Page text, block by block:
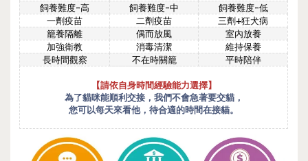
飼養難度-高 飼養難度-中
飼養難度-低
一劑疫苗
二劑疫苗
三劑+狂犬病
籠養隔離
偶而放風
室內放養
加強衛教
消毒清潔
維持保養
長時間觀察
不在時關籠 平時陪伴
【請依自身時間經驗能力選擇】
為了貓咪能順利交接，我們不會急著要交貓，
您可以每天來看他，待合適的時間在接貓。